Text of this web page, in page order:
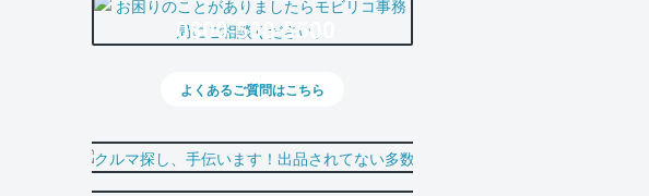
0800-500-5500
よくあるご質問はこちら